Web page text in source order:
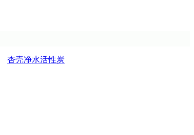
杏壳净水活性炭